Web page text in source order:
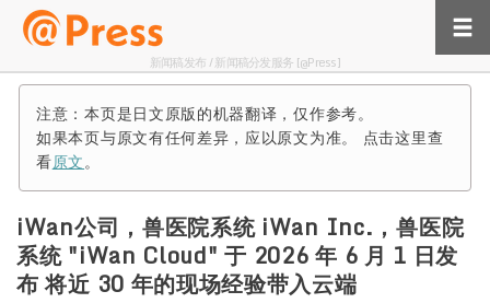
新闻稿发布 / 新闻稿分发服务 [@Press]
注意：本页是日文原版的机器翻译，仅作参考。
如果本页与原文有任何差异，应以原文为准。 点击这里查
看原文。
iWan公司，兽医院系统 iWan Inc.，兽医院
系统 "iWan Cloud" 于 2026 年 6 月 1 日发
布 将近 30 年的现场经验带入云端